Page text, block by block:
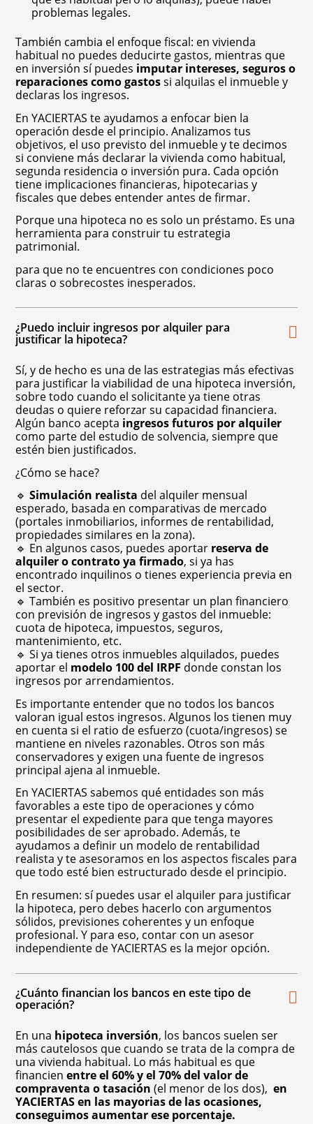
problemas legales.
También cambia el enfoque fiscal: en vivienda
habitual no puedes deducirte gastos, mientras que
en inversión sí puedes imputar intereses, seguros o
reparaciones como gastossi alquilas el inmueble y
declaras los ingresos.
En YACIERTAS te ayudamos a enfocar bien la
operación desde el principio. Analizamos tus
objetivos, el uso previsto del inmueble y te decimos
si conviene más declarar la vivienda como habitual,
segunda residencia o inversión pura. Cada opción
tiene implicaciones financieras, hipotecarias y
fiscales que debes entender antes de firmar.
Porque una hipoteca no es solo un préstamo. Es una
herramienta para construir tu estrategia
patrimonial.
para que no te encuentres con condiciones poco
claras o sobrecostes inesperados.
¿Puedo incluir ingresos por alquiler para
justificar la hipoteca?
Sí, y de hecho es una de las estrategias más efectivas
para justificar la viabilidad de una hipoteca inversión,
sobre todo cuando el solicitante ya tiene otras
deudas o quiere reforzar su capacidad financiera.
Algún banco acepta ingresos futuros por alquiler
como parte del estudio de solvencia, siempre que
estén bien justificados.
¿Cómo se hace?
🔹Simulación realista del alquiler mensual
esperado, basada en comparativas de mercado
(portales inmobiliarios, informes de rentabilidad,
propiedades similares en la zona).
🔹 En algunos casos, puedes aportar reserva de
alquiler o contrato ya firmado, si ya has
encontrado inquilinos o tienes experiencia previa en
el sector.
🔹 También es positivo presentar un plan financiero
con previsión de ingresos y gastos del inmueble:
cuota de hipoteca, impuestos, seguros,
mantenimiento, etc.
🔹 Si ya tienes otros inmuebles alquilados, puedes
aportar el modelo 100 del IRPF donde constan los
ingresos por arrendamientos.
Es importante entender que no todos los bancos
valoran igual estos ingresos. Algunos los tienen muy
en cuenta si el ratio de esfuerzo (cuota/ingresos) se
mantiene en niveles razonables. Otros son más
conservadores y exigen una fuente de ingresos
principal ajena al inmueble.
En YACIERTAS sabemos qué entidades son más
favorables a este tipo de operaciones y cómo
presentar el expediente para que tenga mayores
posibilidades de ser aprobado. Además, te
ayudamos a definir un modelo de rentabilidad
realista y te asesoramos en los aspectos fiscales para
que todo esté bien estructurado desde el principio.
En resumen: sí puedes usar el alquiler para justificar
la hipoteca, pero debes hacerlo con argumentos
sólidos, previsiones coherentes y un enfoque
profesional. Y para eso, contar con un asesor
independiente de YACIERTAS es la mejor opción.
¿Cuánto financian los bancos en este tipo de
operación?
En una hipoteca inversión, los bancos suelen ser
más cautelosos que cuando se trata de la compra de
una vivienda habitual. Lo más habitual es que
financienentre el 60% y el 70% del valor de
compraventa o tasación (el menor de los dos),en
YACIERTAS en las mayorias de las ocasiones,
conseguimos aumentar ese porcentaje.